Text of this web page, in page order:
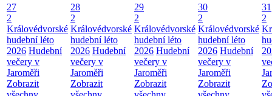
27
2
Královédvorské
hudební léto
2026 Hudební
večery v
Jaroměři
Zobrazit
28
2
Královédvorské
hudební léto
2026 Hudební
večery v
Jaroměři
Zobrazit
29
2
Královédvorské
hudební léto
2026 Hudební
večery v
Jaroměři
Zobrazit
30
2
Královédvorské
hudební léto
2026 Hudební
večery v
Jaroměři
Zobrazit
31
2